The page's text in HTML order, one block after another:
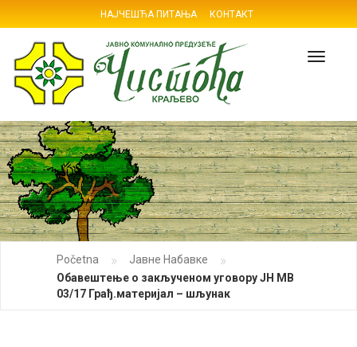
НАЈЧЕШЋА ПИТАЊА КОНТАКТ
Početna » Јавне Набавке »
Обавештење о закљученом уговору ЈН МВ
03/17 Грађ.материјал – шљунак